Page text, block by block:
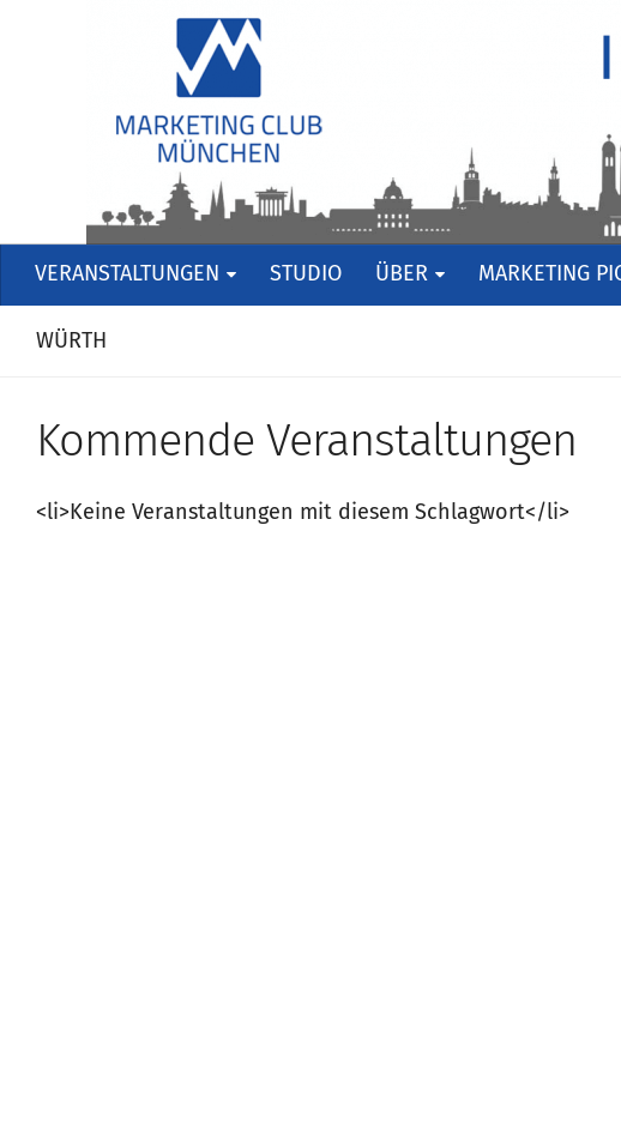
VERANSTALTUNGEN STUDIO ÜBER MARKETING
WÜRTH
Kommende Veranstaltungen
<li>Keine Veranstaltungen mit diesem Schlagwort</li>